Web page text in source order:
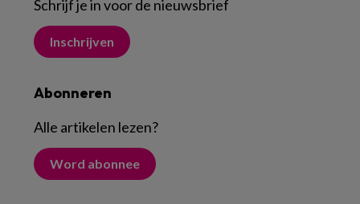
Schrijf je in voor de nieuwsbrief
Inschrijven
Abonneren
Alle artikelen lezen?
Word abonnee